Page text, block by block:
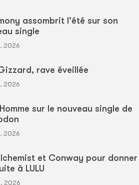
assombrit l'été sur son
single
2026
rave éveillée
2026
sur le nouveau single de
2026
et Conway pour donner
à LULU
2026